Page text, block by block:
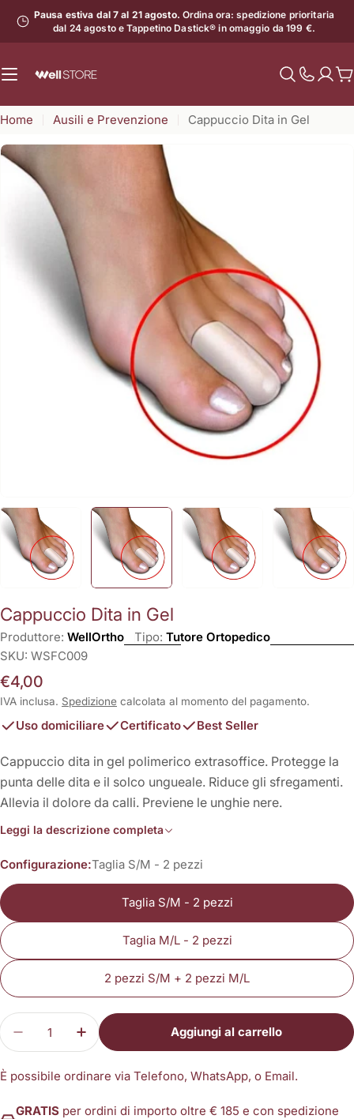
contenuto
Pausa estiva dal 7 al 21 agosto. Ordina ora: spedizione prioritaria
dal 24 agosto e Tappetino Dastick® in omaggio da 199 €.
il
Home Ausili e Prevenzione Cappuccio Dita in Gel
Apri supporto 1 in modalità modale
Cappuccio Dita in Gel
Produttore: WellOrtho Tipo: Tutore Ortopedico
SKU: WSFC009
Prezzo
normale
€4,00
IVA inclusa. Spedizione calcolata al momento del pagamento.
Uso domiciliare Certificato Best Seller
Cappuccio dita in gel polimerico extrasoffice. Protegge la
punta delle dita e il solco ungueale. Riduce gli sfregamenti.
Allevia il dolore da calli. Previene le unghie nere.
Leggi la descrizione completa
Configurazione:Taglia S/M - 2 pezzi
Taglia S/M - 2 pezzi
Taglia M/L - 2 pezzi
2 pezzi S/M + 2 pezzi M/L
Quantità
Diminuisci la quantità per Cappuccio Dita in Gel
Aumenta la quantità per Cappuccio Dita
Aggiungi al carrello
È possibile ordinare via Telefono, WhatsApp, o Email.
GRATIS per ordini di importo oltre € 185 e con spedizione